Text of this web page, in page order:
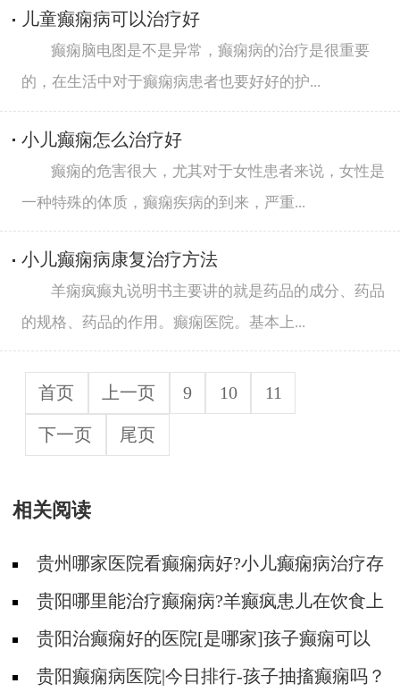
儿童癫痫病可以治疗好
癫痫脑电图是不是异常，癫痫病的治疗是很重要
的，在生活中对于癫痫病患者也要好好的护...
小儿癫痫怎么治疗好
癫痫的危害很大，尤其对于女性患者来说，女性是
一种特殊的体质，癫痫疾病的到来，严重...
小儿癫痫病康复治疗方法
羊痫疯癫丸说明书主要讲的就是药品的成分、药品
的规格、药品的作用。癫痫医院。基本上...
首页 上一页 9 10 11
下一页 尾页
相关阅读
贵州哪家医院看癫痫病好?小儿癫痫病治疗存
在哪些误区?
贵阳哪里能治疗癫痫病?羊癫疯患儿在饮食上
有什么需要注意的吗?
贵阳治癫痫好的医院[是哪家]孩子癫痫可以
治疗吗？
贵阳癫痫病医院|今日排行-孩子抽搐癫痫吗？